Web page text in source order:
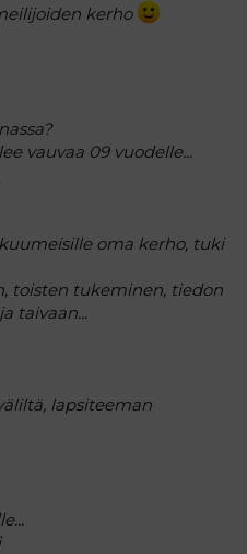
kerho
vauvaa 09 vuodelle...
oma kerho, tuki
toisten tukeminen, tiedon
taivaan...
lapsiteeman